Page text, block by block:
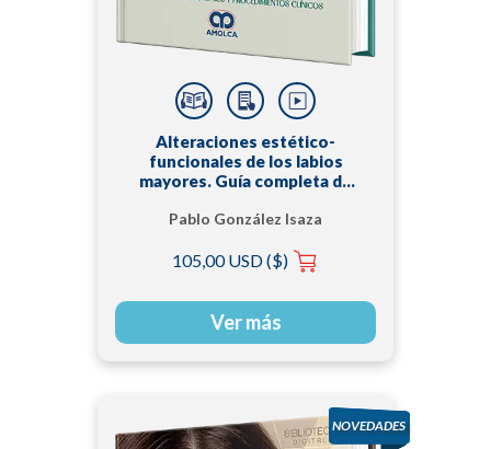
Alteraciones estético-
funcionales de los labios
mayores. Guía completa de
clínicos
Pablo González Isaza
105,00 USD ($)
Ver más